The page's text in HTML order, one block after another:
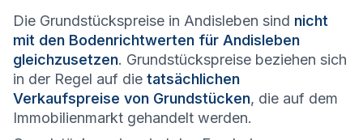
Die Grundstückspreise in Andisleben sind nicht
mit den Bodenrichtwerten für Andisleben
gleichzusetzen. Grundstückspreise beziehen sich
in der Regel auf die tatsächlichen
Verkaufspreise von Grundstücken, die auf dem
Immobilienmarkt gehandelt werden.